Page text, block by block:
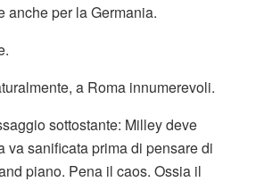
anche per la Germania.
a Roma innumerevoli.
sottostante: Milley deve
va sanificata prima di pensare di
piano. Pena il caos. Ossia il